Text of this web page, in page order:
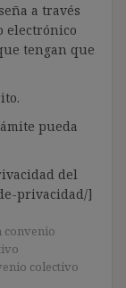
a través
electrónico
tengan que
pueda
del
privacidad/]
convenio
colectivo